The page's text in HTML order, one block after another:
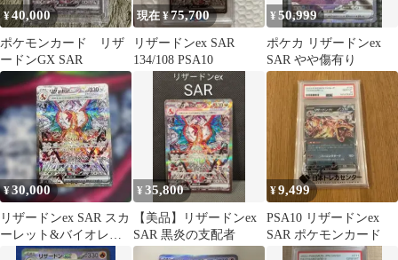
¥40,000
ポケモンカード リザ
ードンGX SAR
現在 ¥75,700
リザードンex SAR
134/108 PSA10
¥50,999
ポケカ リザードンex
SAR やや傷有り
¥30,000
リザードンex SAR スカ
ーレット&バイオレッ
ト 拡張パック 黒炎の支
¥35,800
【美品】リザードンex
SAR 黒炎の支配者
¥9,499
PSA10 リザードンex
SAR ポケモンカード